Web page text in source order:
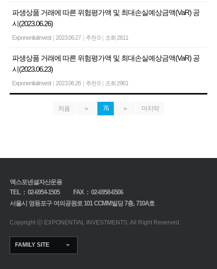
파생상품 거래에 따른 위험평가액 및 최대손실예상금액(VaR) 공
시(2023.06.26)
Exponentialinvest 2023.06.27 추천 0 조회 2811
파생상품 거래에 따른 위험평가액 및 최대손실예상금액(VaR) 공
시(2023.06.23)
Exponentialinvest 2023.06.26 추천 0 조회 2961
처음 « 76 » 마지막
엑스포넨셜자산운용
TEL : 02-6954-1505
FAX : 02-6958-6506
서울시 영등포구 여의공원로 101 CCMM빌딩 7층, 710A호
Copyright ⓒ EXPONENTIAL INVESTMENTS. All Right Reserved.
FAMILY SITE